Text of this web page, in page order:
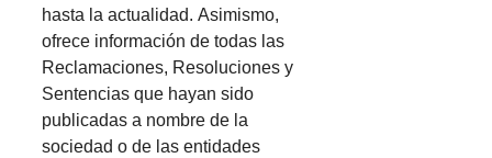
hasta la actualidad. Asimismo,
ofrece información de todas las
Reclamaciones, Resoluciones y
Sentencias que hayan sido
publicadas a nombre de la
sociedad o de las entidades